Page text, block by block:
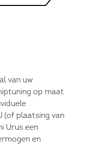
van uw
op maat
(of plaatsing van
Urus een
en